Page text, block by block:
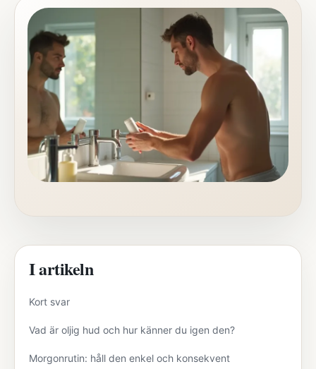
I artikeln
Kort svar
Vad är oljig hud och hur känner du igen den?
Morgonrutin: håll den enkel och konsekvent